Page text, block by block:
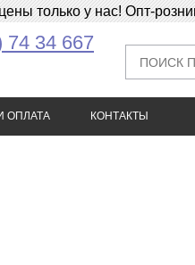
только у нас! Опт-
74 34 667
ОПЛАТА КОНТАКТЫ